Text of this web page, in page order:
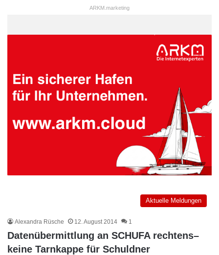
ARKM.marketing
Aktuelle Meldungen
Alexandra Rüsche 12. August 2014 1
Datenübermittlung an SCHUFA rechtens–
keine Tarnkappe für Schuldner